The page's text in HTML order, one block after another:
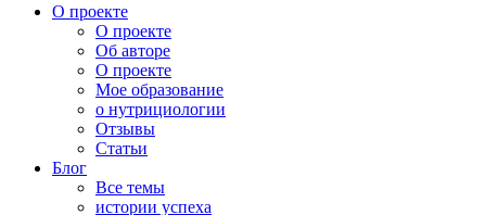
О проекте
О проекте
Об авторе
О проекте
Мое образование
о нутрициологии
Отзывы
Статьи
Блог
Все темы
истории успеха